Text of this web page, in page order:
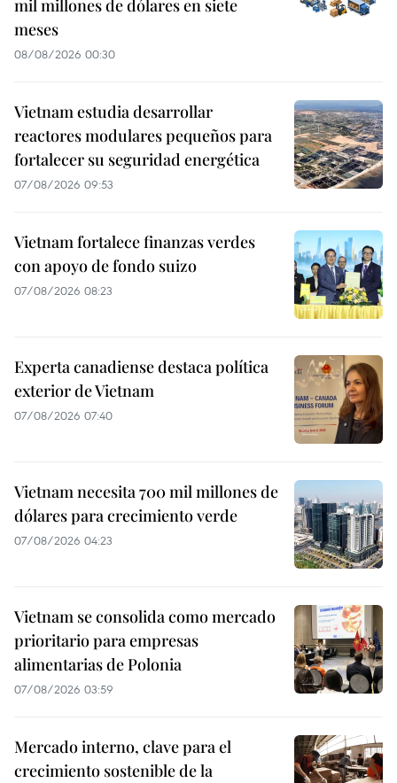
mil millones de dólares en siete
meses
08/08/2026 00:30
Vietnam estudia desarrollar
reactores modulares pequeños para
fortalecer su seguridad energética
07/08/2026 09:53
Vietnam fortalece finanzas verdes
con apoyo de fondo suizo
07/08/2026 08:23
Experta canadiense destaca política
exterior de Vietnam
07/08/2026 07:40
Vietnam necesita 700 mil millones de
dólares para crecimiento verde
07/08/2026 04:23
Vietnam se consolida como mercado
prioritario para empresas
alimentarias de Polonia
07/08/2026 03:59
Mercado interno, clave para el
crecimiento sostenible de la